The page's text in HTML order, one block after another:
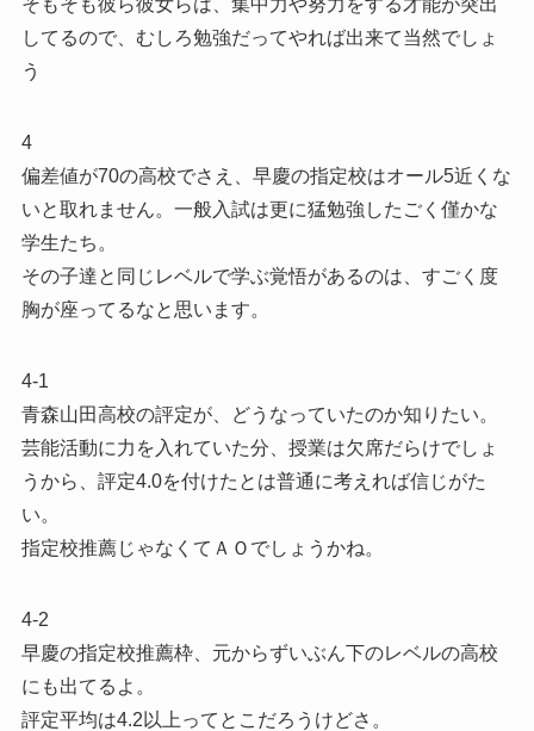
してるので、むしろ勉強だってやれば出来て当然でしょ
う
4
偏差値が70の高校でさえ、早慶の指定校はオール5近くな
いと取れません。一般入試は更に猛勉強したごく僅かな
学生たち。
その子達と同じレベルで学ぶ覚悟があるのは、すごく度
胸が座ってるなと思います。
4-1
青森山田高校の評定が、どうなっていたのか知りたい。
芸能活動に力を入れていた分、授業は欠席だらけでしょ
うから、評定4.0を付けたとは普通に考えれば信じがた
い。
指定校推薦じゃなくてＡＯでしょうかね。
4-2
早慶の指定校推薦枠、元からずいぶん下のレベルの高校
にも出てるよ。
評定平均は4.2以上ってとこだろうけどさ。